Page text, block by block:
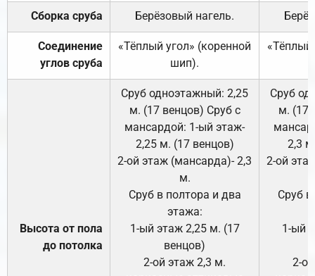
Сборка сруба Берёзовый нагель.
Соединение
углов сруба
«Тёплый угол» (коренной
шип).
«Тёплый
Высота от пола
до потолка
Сруб одноэтажный: 2,25
м. (17 венцов) Сруб с
мансардой: 1-ый этаж-
2,25 м. (17 венцов)
2-ой этаж (мансарда)- 2,3
м.
Сруб в полтора и два
этажа:
1-ый этаж 2,25 м. (17
венцов)
2-ой этаж 2,3 м.
Сруб
м. (17
2,3
2-ой
Сруб
1-ый
2-